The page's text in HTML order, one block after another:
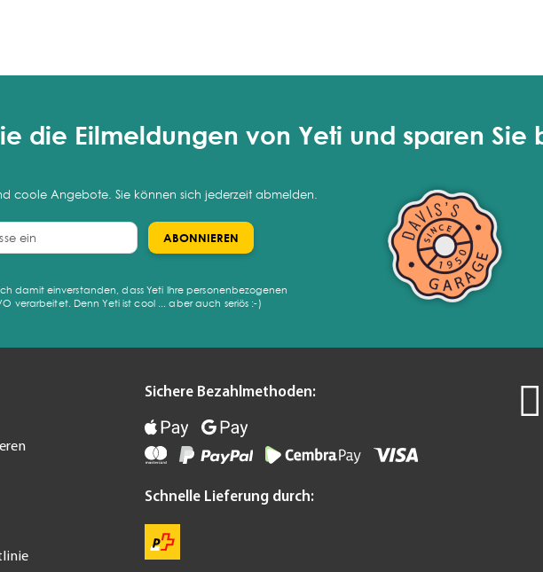
die Eilmeldungen von Yeti und sparen Sie
coole Angebote. Sie können sich jederzeit abmelden.
ABONNIEREN
damit einverstanden, dass Yeti Ihre personenbezogenen
verarbeitet. Denn Yeti ist cool ... aber auch seriös :-)
Sichere Bezahlmethoden:
Schnelle Lieferung durch: